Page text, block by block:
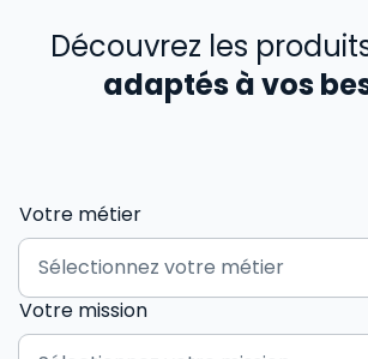
Découvrez les
adaptés à vos
Votre métier
Votre mission